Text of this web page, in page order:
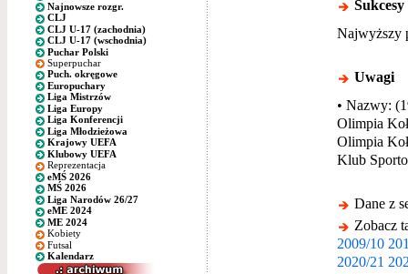
Najnowsze rozgr.
CLJ
CLJ U-17 (zachodnia)
CLJ U-17 (wschodnia)
Puchar Polski
Superpuchar
Puch. okręgowe
Europuchary
Liga Mistrzów
Liga Europy
Liga Konferencji
Liga Młodzieżowa
Krajowy UEFA
Klubowy UEFA
Reprezentacja
eMŚ 2026
MŚ 2026
Liga Narodów 26/27
eME 2024
ME 2024
Kobiety
Futsal
Kalendarz
Sukcesy
Najwyższy
Uwagi
• Nazwy:
Olimpia
Olimpia
Klub
Dane z
Zobacz
2009/10
2020/21